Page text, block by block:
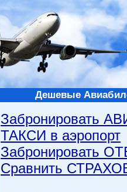
Дешевые
Забронировать
ТАКСИ в аэропорт
Забронировать
Сравнить